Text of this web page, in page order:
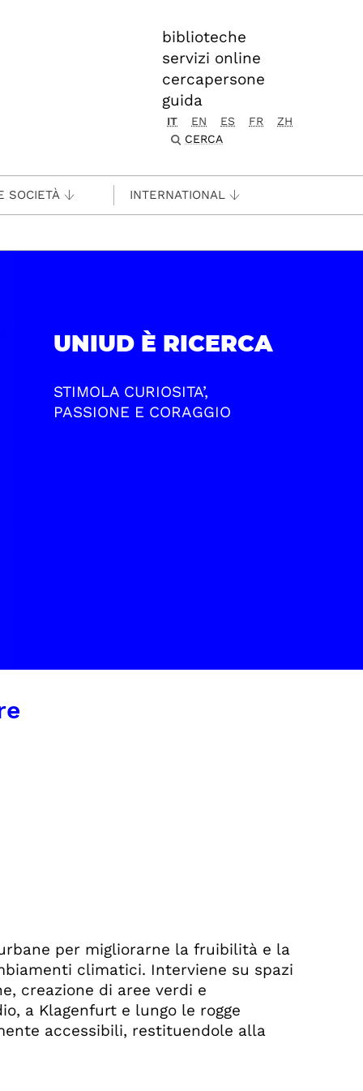
biblioteche
servizi online
cercapersone
guida
IT EN ES FR
ZH
CERCA
SOCIETÀ INTERNATIONAL
UNIUD È RICERCA
STIMOLA CURIOSITA’,
PASSIONE E CORAGGIO
per migliorarne la fruibilità e la
climatici. Interviene su spazi
creazione di aree verdi e
a Klagenfurt e lungo le rogge
accessibili, restituendole alla